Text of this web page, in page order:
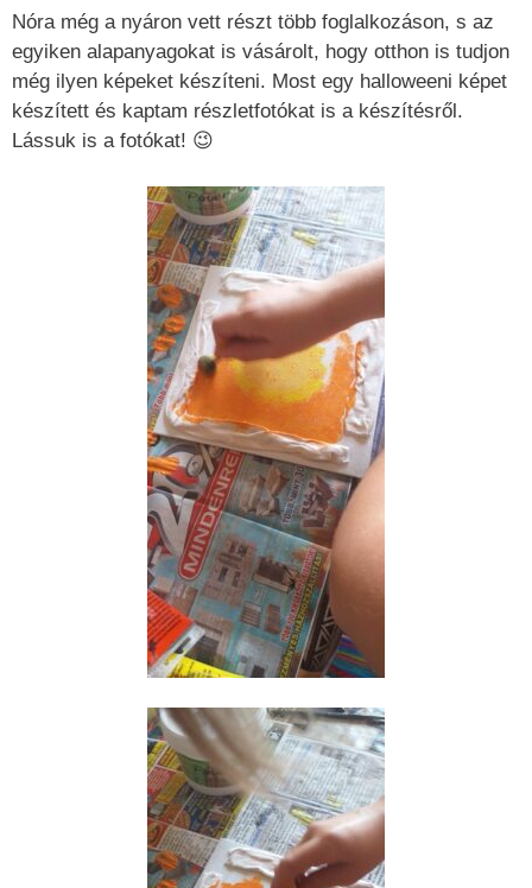
Nóra még a nyáron vett részt több foglalkozáson, s az
egyiken alapanyagokat is vásárolt, hogy otthon is tudjon
még ilyen képeket készíteni. Most egy halloweeni képet
készített és kaptam részletfotókat is a készítésről.
Lássuk is a fotókat! 😉